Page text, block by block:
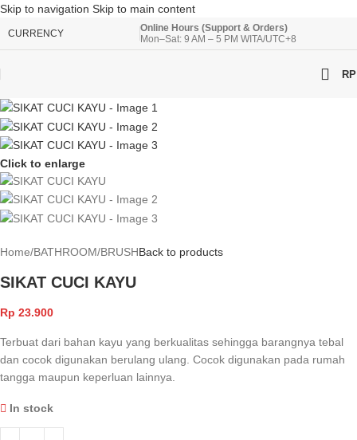
Skip to navigation Skip to main content
CURRENCY
Online Hours (Support & Orders)
Mon–Sat: 9 AM – 5 PM WITA/UTC+8
RP
Click to enlarge
Home/BATHROOM/BRUSHBack to products
SIKAT CUCI KAYU
Rp 23.900
Terbuat dari bahan kayu yang berkualitas sehingga barangnya tebal
dan cocok digunakan berulang ulang. Cocok digunakan pada rumah
tangga maupun keperluan lainnya.
In stock